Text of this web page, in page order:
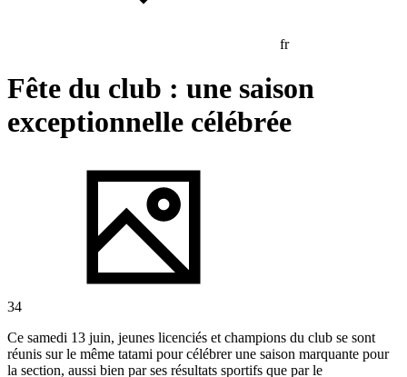
fr
Fête du club : une saison
exceptionnelle célébrée
34
Ce samedi 13 juin, jeunes licenciés et champions du club se sont
réunis sur le même tatami pour célébrer une saison marquante pour
la section, aussi bien par ses résultats sportifs que par le